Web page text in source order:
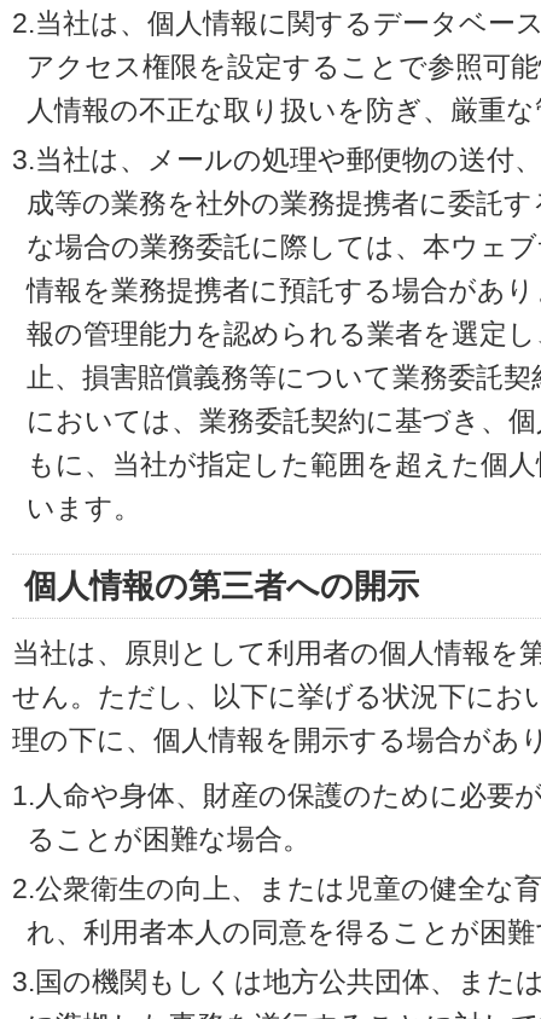
2.当社は、個人情報に関するデータベー
アクセス権限を設定することで参照可
人情報の不正な取り扱いを防ぎ、厳重
3.当社は、メールの処理や郵便物の送付
成等の業務を社外の業務提携者に委託
な場合の業務委託に際しては、本ウェ
情報を業務提携者に預託する場合があ
報の管理能力を認められる業者を選定
止、損害賠償義務等について業務委託
においては、業務委託契約に基づき、
もに、当社が指定した範囲を超えた個
います。
個人情報の第三者への開示
当社は、原則として利用者の個人情報を
せん。ただし、以下に挙げる状況下にお
理の下に、個人情報を開示する場合があ
1.人命や身体、財産の保護のために必要
ることが困難な場合。
2.公衆衛生の向上、または児童の健全な
れ、利用者本人の同意を得ることが困
3.国の機関もしくは地方公共団体、また